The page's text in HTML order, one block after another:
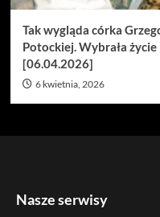
Tak wygląda córka
Potockiej. Wybrała
[06.04.2026]
6 kwietnia, 2026
Nasze serwisy